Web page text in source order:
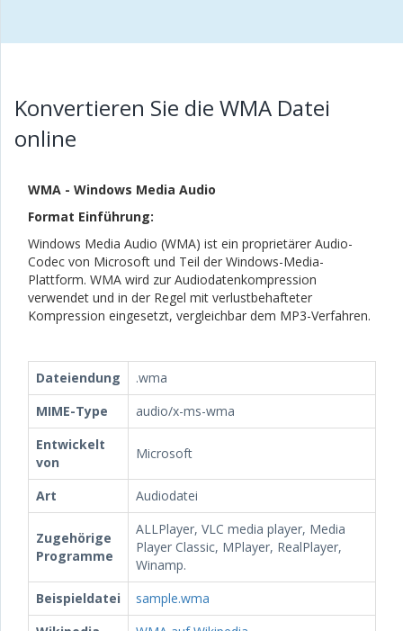
Konvertieren Sie die WMA Datei
online
WMA - Windows Media Audio
Format Einführung:
Windows Media Audio (WMA) ist ein proprietärer Audio-
Codec von Microsoft und Teil der Windows-Media-
Plattform. WMA wird zur Audiodatenkompression
verwendet und in der Regel mit verlustbehafteter
Kompression eingesetzt, vergleichbar dem MP3-Verfahren.
Dateiendung
.wma
MIME-Type
audio/x-ms-wma
Entwickelt
von
Microsoft
Art Audiodatei
Zugehörige
Programme
ALLPlayer, VLC media player, Media
Player Classic, MPlayer, RealPlayer,
Winamp.
Beispieldatei
sample.wma